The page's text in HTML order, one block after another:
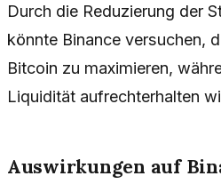
Durch die Reduzierung der
könnte Binance versuchen,
Bitcoin zu maximieren,
Liquidität aufrechterhalten
Auswirkungen auf